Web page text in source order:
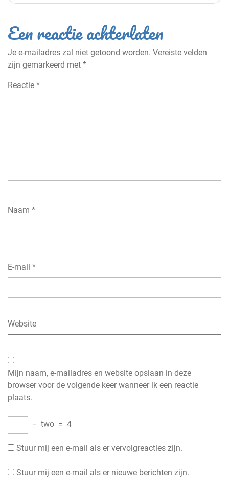
Een reactie achterlaten
Je e-mailadres zal niet getoond worden. Vereiste velden
zijn gemarkeerd met *
Reactie *
Naam *
E-mail *
Website
Mijn naam, e-mailadres en website opslaan in deze
browser voor de volgende keer wanneer ik een reactie
plaats.
− two = 4
Stuur mij een e-mail als er vervolgreacties zijn.
Stuur mij een e-mail als er nieuwe berichten zijn.